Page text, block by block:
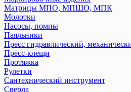
Матрицы МПО, МПШО, МПК
Молотки
Насосы, помпы
Паяльники
Пресс гидравлический,
Пресс-клещи
Протяжка
Рулетки
Сантехнический инструмент
Сверла